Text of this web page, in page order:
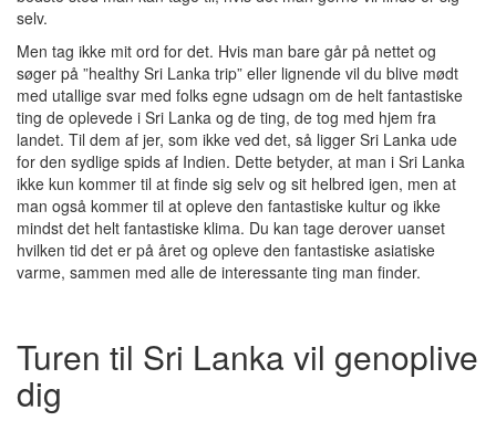
selv.
Men tag ikke mit ord for det. Hvis man bare går på nettet og
søger på ”healthy Sri Lanka trip” eller lignende vil du blive mødt
med utallige svar med folks egne udsagn om de helt fantastiske
ting de oplevede i Sri Lanka og de ting, de tog med hjem fra
landet. Til dem af jer, som ikke ved det, så ligger Sri Lanka ude
for den sydlige spids af Indien. Dette betyder, at man i Sri Lanka
ikke kun kommer til at finde sig selv og sit helbred igen, men at
man også kommer til at opleve den fantastiske kultur og ikke
mindst det helt fantastiske klima. Du kan tage derover uanset
hvilken tid det er på året og opleve den fantastiske asiatiske
varme, sammen med alle de interessante ting man finder.
Turen til Sri Lanka vil genoplive
dig